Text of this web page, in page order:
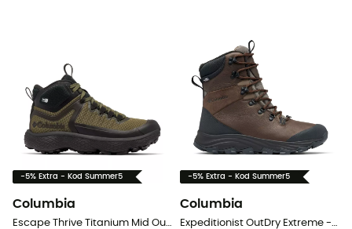
-5% Extra - Kod Summer5
Columbia
Escape Thrive Titanium Mid Outdry - Vandringsskor - Herr
-5% Extra - Kod Summer5
Columbia
Expeditionist OutDry Extreme - Vinterkängor - Herr